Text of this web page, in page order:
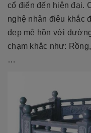
cổ điển đến hiện đại.
nghệ nhân điêu khắc
đẹp mê hồn với
chạm khắc như:
…